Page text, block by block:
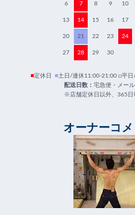
6 7 8 9 10
13 14 15 16 17
20 21 22 23 24
27 28 29 30
■定休日 ■土日/連休11:00-21:00 □平
配送日数： 宅急便・メー
※店舗定休日以外、365日
オーナーコメ